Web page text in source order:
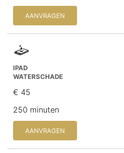
AANVRAGEN
IPAD
WATERSCHADE
€ 45
250 minuten
AANVRAGEN